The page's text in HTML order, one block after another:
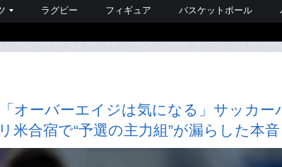
ラグビー フィギュア バスケットボール
オーバーエイジは気になる」サッカー
米合宿で“予選の主力組”が漏らした本音